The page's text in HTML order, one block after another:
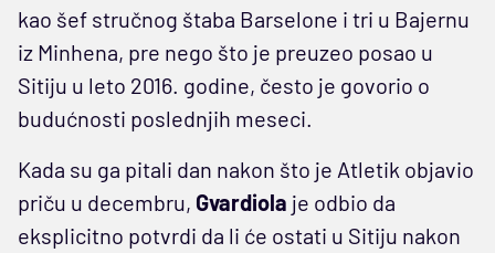
kao šef stručnog štaba Barselone i tri u Bajernu
iz Minhena, pre nego što je preuzeo posao u
Sitiju u leto 2016. godine, često je govorio o
budućnosti poslednjih meseci.
Kada su ga pitali dan nakon što je Atletik objavio
priču u decembru, Gvardiola je odbio da
eksplicitno potvrdi da li će ostati u Sitiju nakon